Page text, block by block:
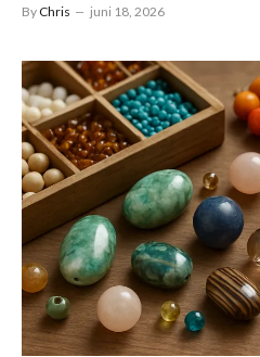
By Chris juni 18, 2026